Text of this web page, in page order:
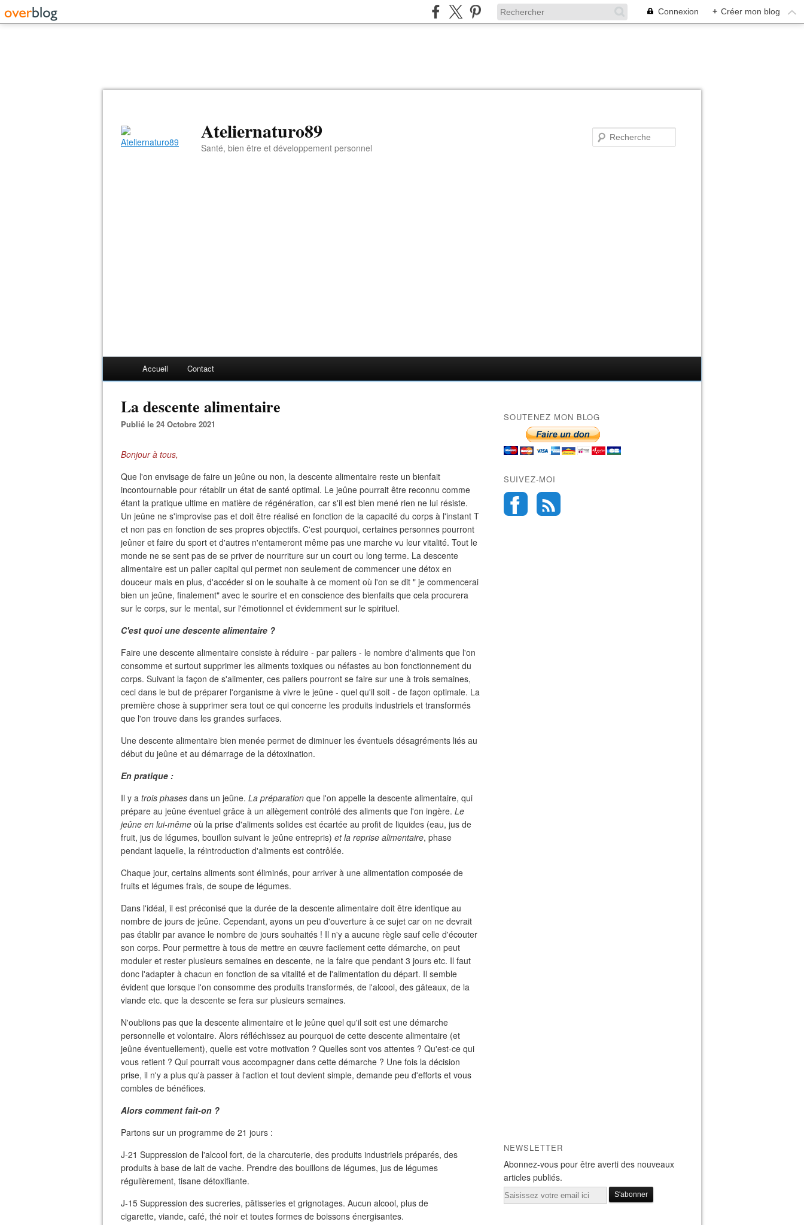
Connexion + Créer mon blog
Ateliernaturo89
Santé, bien être et développement personnel
Accueil Contact
La descente alimentaire
Publié le 24 Octobre 2021
Bonjour à tous,
Que l'on envisage de faire un jeûne ou non, la descente alimentaire reste un bienfait
incontournable pour rétablir un état de santé optimal. Le jeûne pourrait être reconnu comme
étant la pratique ultime en matière de régénération, car s'il est bien mené rien ne lui résiste.
Un jeûne ne s'improvise pas et doit être réalisé en fonction de la capacité du corps à l'instant T
et non pas en fonction de ses propres objectifs. C'est pourquoi, certaines personnes pourront
jeûner et faire du sport et d'autres n'entameront même pas une marche vu leur vitalité. Tout le
monde ne se sent pas de se priver de nourriture sur un court ou long terme. La descente
alimentaire est un palier capital qui permet non seulement de commencer une détox en
douceur mais en plus, d'accéder si on le souhaite à ce moment où l'on se dit " je commencerai
bien un jeûne, finalement" avec le sourire et en conscience des bienfaits que cela procurera
sur le corps, sur le mental, sur l'émotionnel et évidemment sur le spirituel.
C'est quoi une descente alimentaire ?
Faire une descente alimentaire consiste à réduire - par paliers - le nombre d'aliments que l'on
consomme et surtout supprimer les aliments toxiques ou néfastes au bon fonctionnement du
corps. Suivant la façon de s'alimenter, ces paliers pourront se faire sur une à trois semaines,
ceci dans le but de préparer l'organisme à vivre le jeûne - quel qu'il soit - de façon optimale. La
première chose à supprimer sera tout ce qui concerne les produits industriels et transformés
que l'on trouve dans les grandes surfaces.
Une descente alimentaire bien menée permet de diminuer les éventuels désagréments liés au
début du jeûne et au démarrage de la détoxination.
En pratique :
Il y a trois phases dans un jeûne. La préparation que l'on appelle la descente alimentaire, qui
prépare au jeûne éventuel grâce à un allègement contrôlé des aliments que l'on ingère. Le
jeûne en lui-même où la prise d'aliments solides est écartée au profit de liquides (eau, jus de
fruit, jus de légumes, bouillon suivant le jeûne entrepris) et la reprise alimentaire, phase
pendant laquelle, la réintroduction d'aliments est contrôlée.
Chaque jour, certains aliments sont éliminés, pour arriver à une alimentation composée de
fruits et légumes frais, de soupe de légumes.
Dans l'idéal, il est préconisé que la durée de la descente alimentaire doit être identique au
nombre de jours de jeûne. Cependant, ayons un peu d'ouverture à ce sujet car on ne devrait
pas établir par avance le nombre de jours souhaités ! Il n'y a aucune règle sauf celle d'écouter
son corps. Pour permettre à tous de mettre en œuvre facilement cette démarche, on peut
moduler et rester plusieurs semaines en descente, ne la faire que pendant 3 jours etc. Il faut
donc l'adapter à chacun en fonction de sa vitalité et de l'alimentation du départ. Il semble
évident que lorsque l'on consomme des produits transformés, de l'alcool, des gâteaux, de la
viande etc. que la descente se fera sur plusieurs semaines.
N'oublions pas que la descente alimentaire et le jeûne quel qu'il soit est une démarche
personnelle et volontaire. Alors réfléchissez au pourquoi de cette descente alimentaire (et
jeûne éventuellement), quelle est votre motivation ? Quelles sont vos attentes ? Qu'est-ce qui
vous retient ? Qui pourrait vous accompagner dans cette démarche ? Une fois la décision
prise, il n'y a plus qu'à passer à l'action et tout devient simple, demande peu d'efforts et vous
combles de bénéfices.
Alors comment fait-on ?
Partons sur un programme de 21 jours :
J-21 Suppression de l'alcool fort, de la charcuterie, des produits industriels préparés, des
produits à base de lait de vache. Prendre des bouillons de légumes, jus de légumes
régulièrement, tisane détoxifiante.
J-15 Suppression des sucreries, pâtisseries et grignotages. Aucun alcool, plus de
cigarette, viande, café, thé noir et toutes formes de boissons énergisantes.
SOUTENEZ MON BLOG
SUIVEZ-MOI
NEWSLETTER
Abonnez-vous pour être averti des nouveaux
articles publiés.
Email